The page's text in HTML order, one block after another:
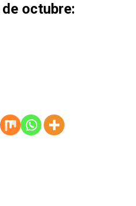
octubre: